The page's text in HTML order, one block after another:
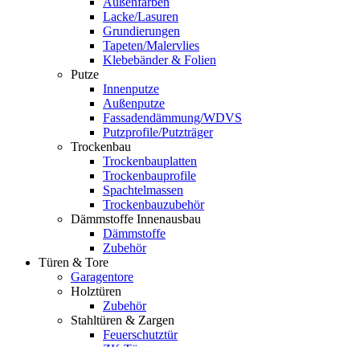
Lacke/Lasuren
Grundierungen
Tapeten/Malervlies
Klebebänder & Folien
Putze
Innenputze
Außenputze
Fassadendämmung/WDVS
Putzprofile/Putzträger
Trockenbau
Trockenbauplatten
Trockenbauprofile
Spachtelmassen
Trockenbauzubehör
Dämmstoffe Innenausbau
Dämmstoffe
Zubehör
Türen & Tore
Garagentore
Holztüren
Zubehör
Stahltüren & Zargen
Feuerschutztür